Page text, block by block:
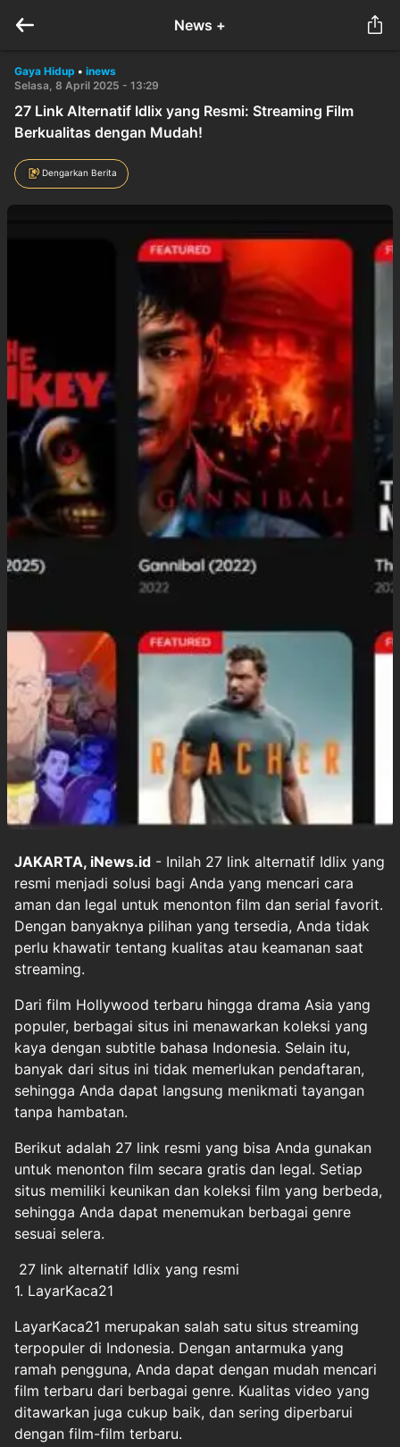
News +
Gaya Hidup • inews
Selasa, 8 April 2025 - 13:29
27 Link Alternatif Idlix yang Resmi: Streaming Film
Berkualitas dengan Mudah!
Dengarkan Berita
JAKARTA, iNews.id - Inilah 27 link alternatif Idlix yang
resmi menjadi solusi bagi Anda yang mencari cara
aman dan legal untuk menonton film dan serial favorit.
Dengan banyaknya pilihan yang tersedia, Anda tidak
perlu khawatir tentang kualitas atau keamanan saat
streaming.
Dari film Hollywood terbaru hingga drama Asia yang
populer, berbagai situs ini menawarkan koleksi yang
kaya dengan subtitle bahasa Indonesia. Selain itu,
banyak dari situs ini tidak memerlukan pendaftaran,
sehingga Anda dapat langsung menikmati tayangan
tanpa hambatan.
Berikut adalah 27 link resmi yang bisa Anda gunakan
untuk menonton film secara gratis dan legal. Setiap
situs memiliki keunikan dan koleksi film yang berbeda,
sehingga Anda dapat menemukan berbagai genre
sesuai selera.
27 link alternatif Idlix yang resmi
1. LayarKaca21
LayarKaca21 merupakan salah satu situs streaming
terpopuler di Indonesia. Dengan antarmuka yang
ramah pengguna, Anda dapat dengan mudah mencari
film terbaru dari berbagai genre. Kualitas video yang
ditawarkan juga cukup baik, dan sering diperbarui
dengan film-film terbaru.